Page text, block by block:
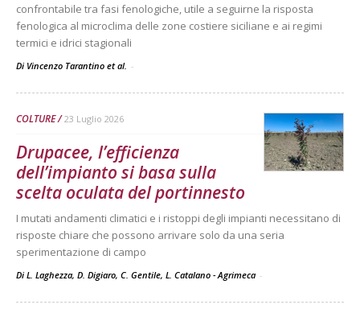
confrontabile tra fasi fenologiche, utile a seguirne la risposta
fenologica al microclima delle zone costiere siciliane e ai regimi
termici e idrici stagionali
Di Vincenzo Tarantino et al. -
COLTURE 23 Luglio 2026
Drupacee, l’efficienza
dell’impianto si basa sulla
scelta oculata del portinnesto
I mutati andamenti climatici e i ristoppi degli impianti necessitano di
risposte chiare che possono arrivare solo da una seria
sperimentazione di campo
Di L. Laghezza, D. Digiaro, C. Gentile, L. Catalano - Agrimeca -